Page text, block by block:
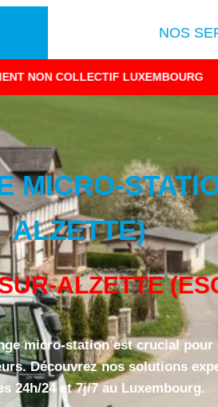
NOS
LUXEMBOURG • PRIX
MICRO-
ALZETTE)
ALZETTE
micro-station est crucial pour
Découvrez nos solutions
24h/24 et 7j/7 au Luxembourg.